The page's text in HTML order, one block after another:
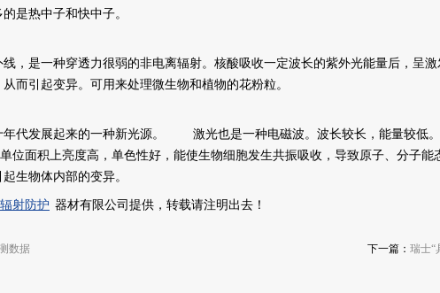
是热中子和快中子。
是一种穿透力很弱的非电离辐射。核酸吸收一定波长的紫外光能量后，呈激
而引起变异。可用来处理微生物和植物的花粉粒。
发展起来的一种新光源。 激光也是一种电磁波。波长较长，能量较低。
位面积上亮度高，单色性好，能使生物细胞发生共振吸收，导致原子、分子能
生物体内部的变异。
辐射防护 器材有限公司提供，转载请注明出去！
数据 下一篇： 瑞士“